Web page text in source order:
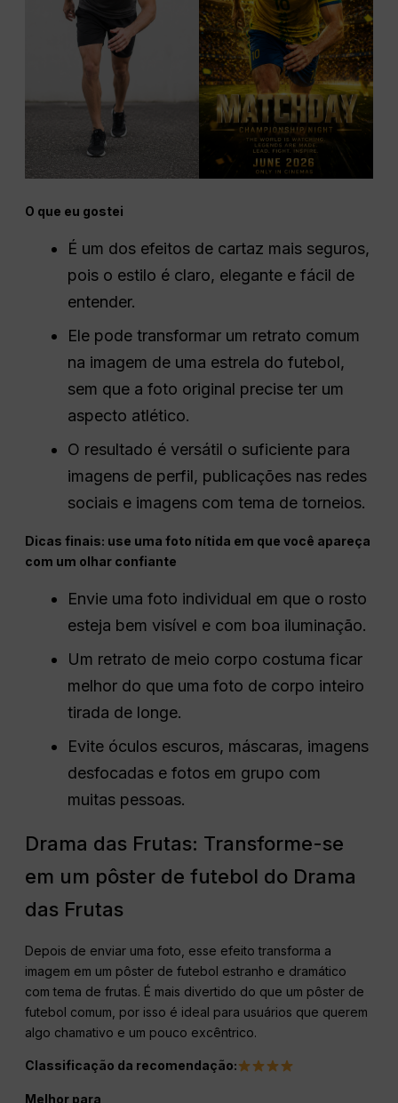
O que eu gostei
É um dos efeitos de cartaz mais seguros,
pois o estilo é claro, elegante e fácil de
entender.
Ele pode transformar um retrato comum
na imagem de uma estrela do futebol,
sem que a foto original precise ter um
aspecto atlético.
O resultado é versátil o suficiente para
imagens de perfil, publicações nas redes
sociais e imagens com tema de torneios.
Dicas finais: use uma foto nítida em que você apareça
com um olhar confiante
Envie uma foto individual em que o rosto
esteja bem visível e com boa iluminação.
Um retrato de meio corpo costuma ficar
melhor do que uma foto de corpo inteiro
tirada de longe.
Evite óculos escuros, máscaras, imagens
desfocadas e fotos em grupo com
muitas pessoas.
Drama das Frutas: Transforme-se
em um pôster de futebol do Drama
das Frutas
Depois de enviar uma foto, esse efeito transforma a
imagem em um pôster de futebol estranho e dramático
com tema de frutas. É mais divertido do que um pôster de
futebol comum, por isso é ideal para usuários que querem
algo chamativo e um pouco excêntrico.
Classificação da recomendação:
Melhor para